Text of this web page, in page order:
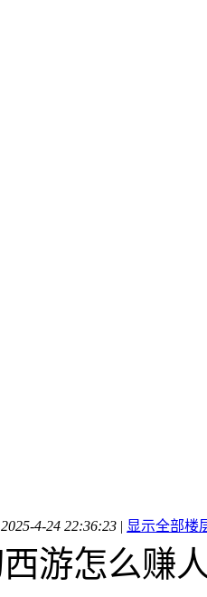
4-24 22:36:23 | 显示全部楼
游怎么赚